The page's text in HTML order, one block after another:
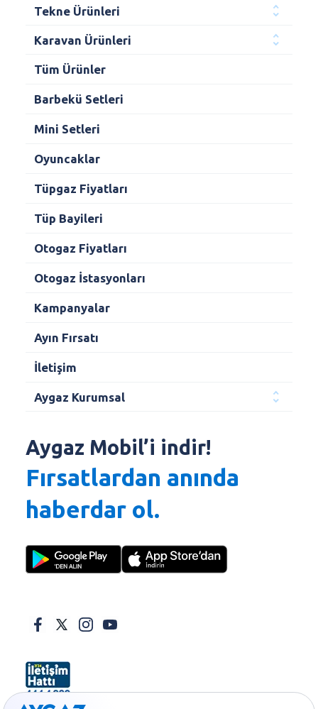
Tekne Ürünleri
Karavan Ürünleri
Tüm Ürünler
Barbekü Setleri
Mini Setleri
Oyuncaklar
Tüpgaz Fiyatları
Tüp Bayileri
Otogaz Fiyatları
Otogaz İstasyonları
Kampanyalar
Ayın Fırsatı
İletişim
Aygaz Kurumsal
Aygaz Mobil’i indir!
Fırsatlardan anında
haberdar ol.